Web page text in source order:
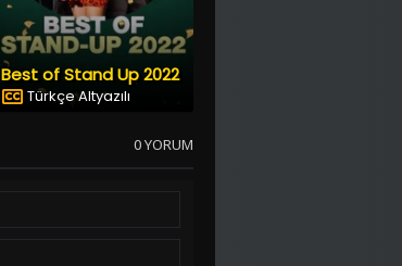
Best of Stand Up 2022
Türkçe Altyazılı
0 YORUM